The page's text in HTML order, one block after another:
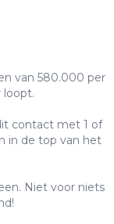
van 580.000 per
loopt.
contact met 1 of
in de top van het
Niet voor niets